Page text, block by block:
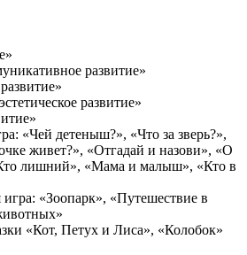
развитие»
развитие»
«Чей детеныш?», «Что за зверь?»,
живет?», «Отгадай и назови», «О
лишний», «Мама и малыш», «Кто в
«Зоопарк», «Путешествие в
«Кот, Петух и Лиса», «Колобок»